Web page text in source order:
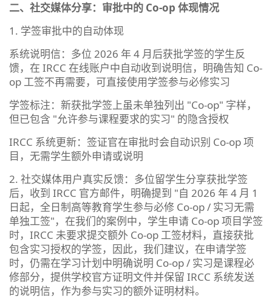
二、社交媒体分享：审批中的 Co-op 体现情况
1. 学签审批中的自动体现
系统说明信：多位 2026 年 4 月后获批学签的学生反
馈，在 IRCC 在线账户中自动收到说明信，明确告知 Co-
op 工签不再需要，可直接使用学签参与必修实习
学签标注：新获批学签上虽未单独列出 "Co-op" 字样，
但已包含 "允许参与课程要求的实习" 的隐含授权
IRCC 系统更新：签证官在审批时会自动识别 Co-op 项
目，无需学生额外申请或说明
2. 社交媒体用户真实反馈：多位留学生分享获批学签
后，收到 IRCC 官方邮件，明确提到 "自 2026 年 4 月 1
日起，全日制高等教育学生参与必修 Co-op / 实习无需
单独工签"，在我们的案例中，学生申请 Co-op 项目学签
时，IRCC 未要求提交额外 Co-op 工签材料，直接获批
包含实习授权的学签，因此，我们建议，在申请学签
时，仍需在学习计划中明确说明 Co-op / 实习是课程必
修部分，提供学校官方证明文件并保留 IRCC 系统发送
的说明信，作为参与实习的额外证明材料。